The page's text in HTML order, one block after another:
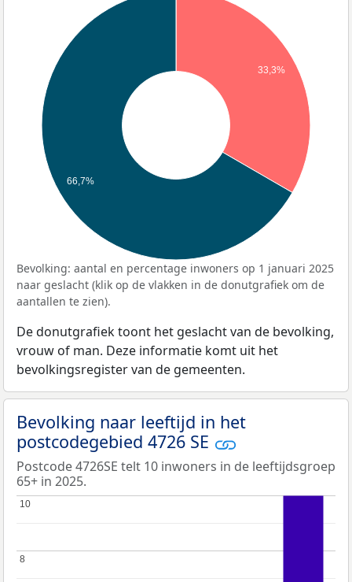
33,3%
66,7%
Bevolking: aantal en percentage inwoners op 1 januari 2025
naar geslacht (klik op de vlakken in de donutgrafiek om de
aantallen te zien).
De donutgrafiek toont het geslacht van de bevolking,
vrouw of man. Deze informatie komt uit het
bevolkingsregister van de gemeenten.
Bevolking naar leeftijd in het
postcodegebied 4726 SE
Postcode 4726SE telt 10 inwoners in de leeftijdsgroep
65+ in 2025.
8
8
10
10